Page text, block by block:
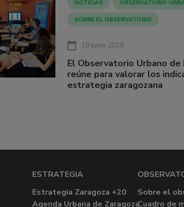
NOTICIAS OBSERVATORIO
SOBRE EL OBSERVATORIO
19 junio 2025
El Observatorio Urbano de
reúne para valorar los
estrategia zaragozana
ESTRATEGIA
Estrategia Zaragoza +20
Agenda Urbana de Zaragoza
Sobre el
Cuadro de